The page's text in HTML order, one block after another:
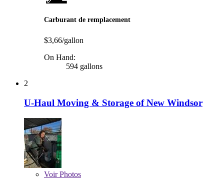
Carburant de remplacement
$3,66/gallon
On Hand:
594 gallons
2
U-Haul Moving & Storage of New Windsor
VoirPhotos